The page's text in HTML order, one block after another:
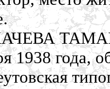
1938 года,